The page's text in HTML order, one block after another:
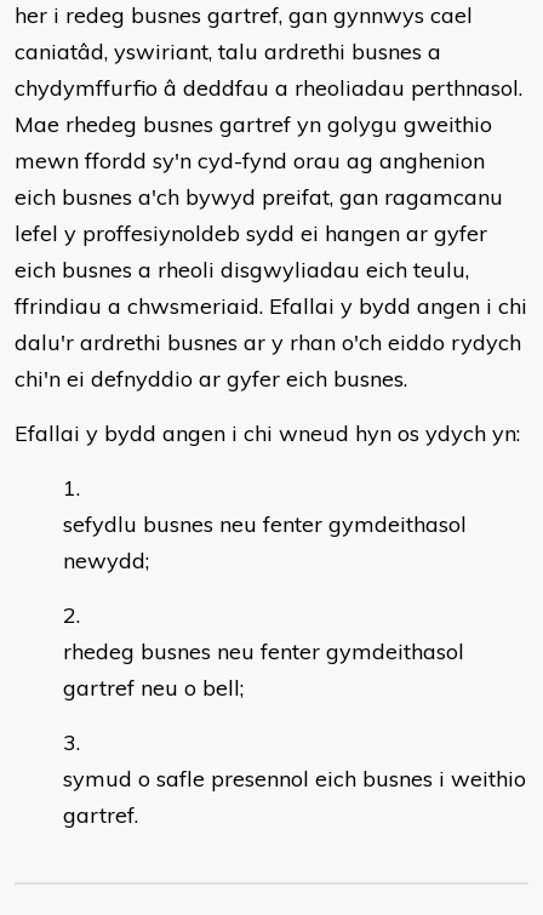
her i redeg busnes gartref, gan gynnwys cael
caniatâd, yswiriant, talu ardrethi busnes a
chydymffurfio â deddfau a rheoliadau perthnasol.
Mae rhedeg busnes gartref yn golygu gweithio
mewn ffordd sy'n cyd-fynd orau ag anghenion
eich busnes a'ch bywyd preifat, gan ragamcanu
lefel y proffesiynoldeb sydd ei hangen ar gyfer
eich busnes a rheoli disgwyliadau eich teulu,
ffrindiau a chwsmeriaid. Efallai y bydd angen i chi
dalu'r ardrethi busnes ar y rhan o'ch eiddo rydych
chi'n ei defnyddio ar gyfer eich busnes.
Efallai y bydd angen i chi wneud hyn os ydych yn:
sefydlu busnes neu fenter gymdeithasol
newydd;
rhedeg busnes neu fenter gymdeithasol
gartref neu o bell;
symud o safle presennol eich busnes i weithio
gartref.